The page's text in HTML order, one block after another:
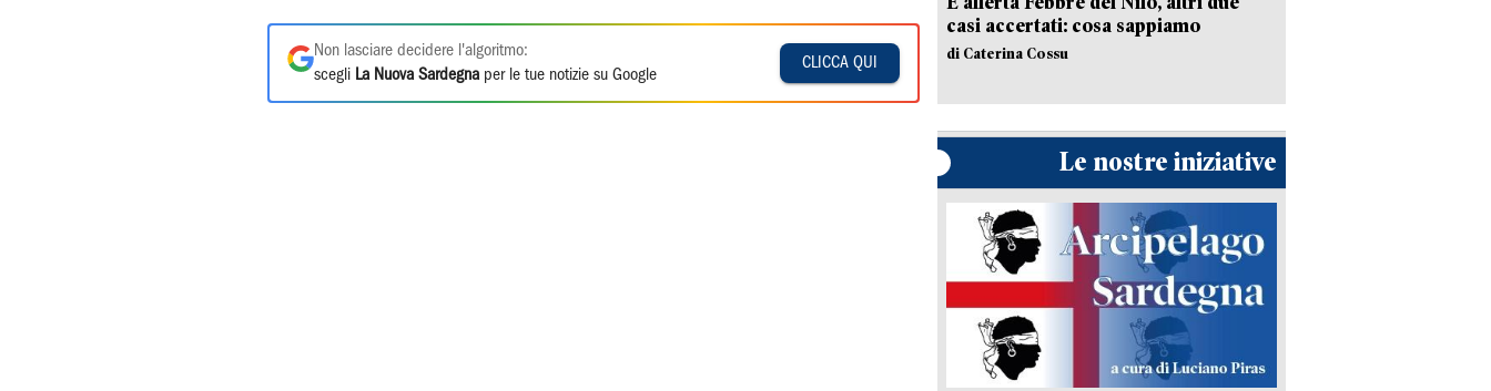
Non lasciare decidere l'algoritmo:
scegli La Nuova Sardegna per le tue notizie su Google
CLICCA QUI
casi accertati: cosa sappiamo
di Caterina Cossu
Le nostre iniziative